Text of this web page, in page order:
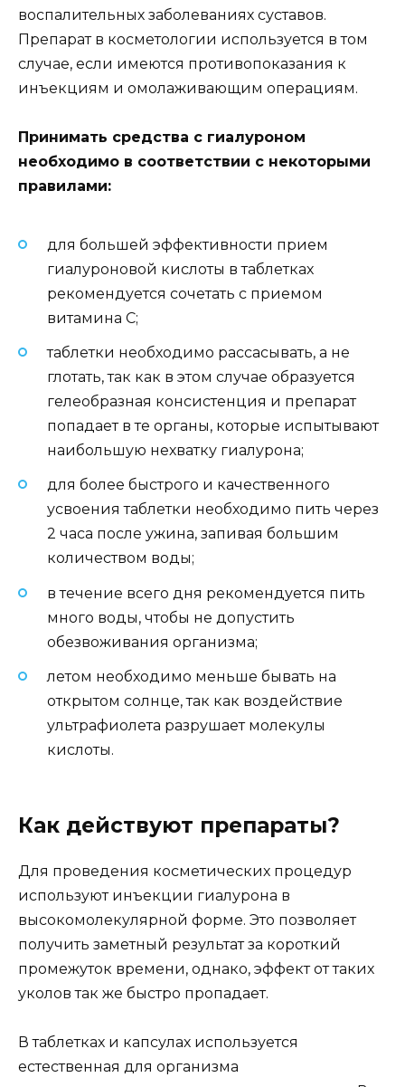
воспалительных заболеваниях суставов.
Препарат в косметологии используется в том
случае, если имеются противопоказания к
инъекциям и омолаживающим операциям.
Принимать средства с гиалуроном
необходимо в соответствии с некоторыми
правилами:
для большей эффективности прием
гиалуроновой кислоты в таблетках
рекомендуется сочетать с приемом
витамина С;
таблетки необходимо рассасывать, а не
глотать, так как в этом случае образуется
гелеобразная консистенция и препарат
попадает в те органы, которые испытывают
наибольшую нехватку гиалурона;
для более быстрого и качественного
усвоения таблетки необходимо пить через
2 часа после ужина, запивая большим
количеством воды;
в течение всего дня рекомендуется пить
много воды, чтобы не допустить
обезвоживания организма;
летом необходимо меньше бывать на
открытом солнце, так как воздействие
ультрафиолета разрушает молекулы
кислоты.
Как действуют препараты?
Для проведения косметических процедур
используют инъекции гиалурона в
высокомолекулярной форме. Это позволяет
получить заметный результат за короткий
промежуток времени, однако, эффект от таких
уколов так же быстро пропадает.
В таблетках и капсулах используется
естественная для организма